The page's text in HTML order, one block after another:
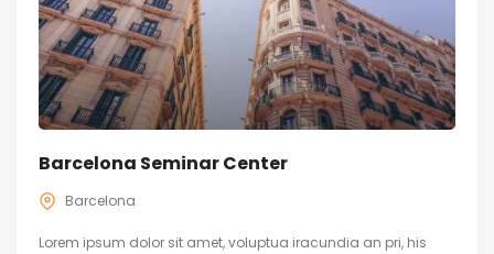
Barcelona Seminar Center
Barcelona
Lorem ipsum dolor sit amet, voluptua iracundia an pri, his